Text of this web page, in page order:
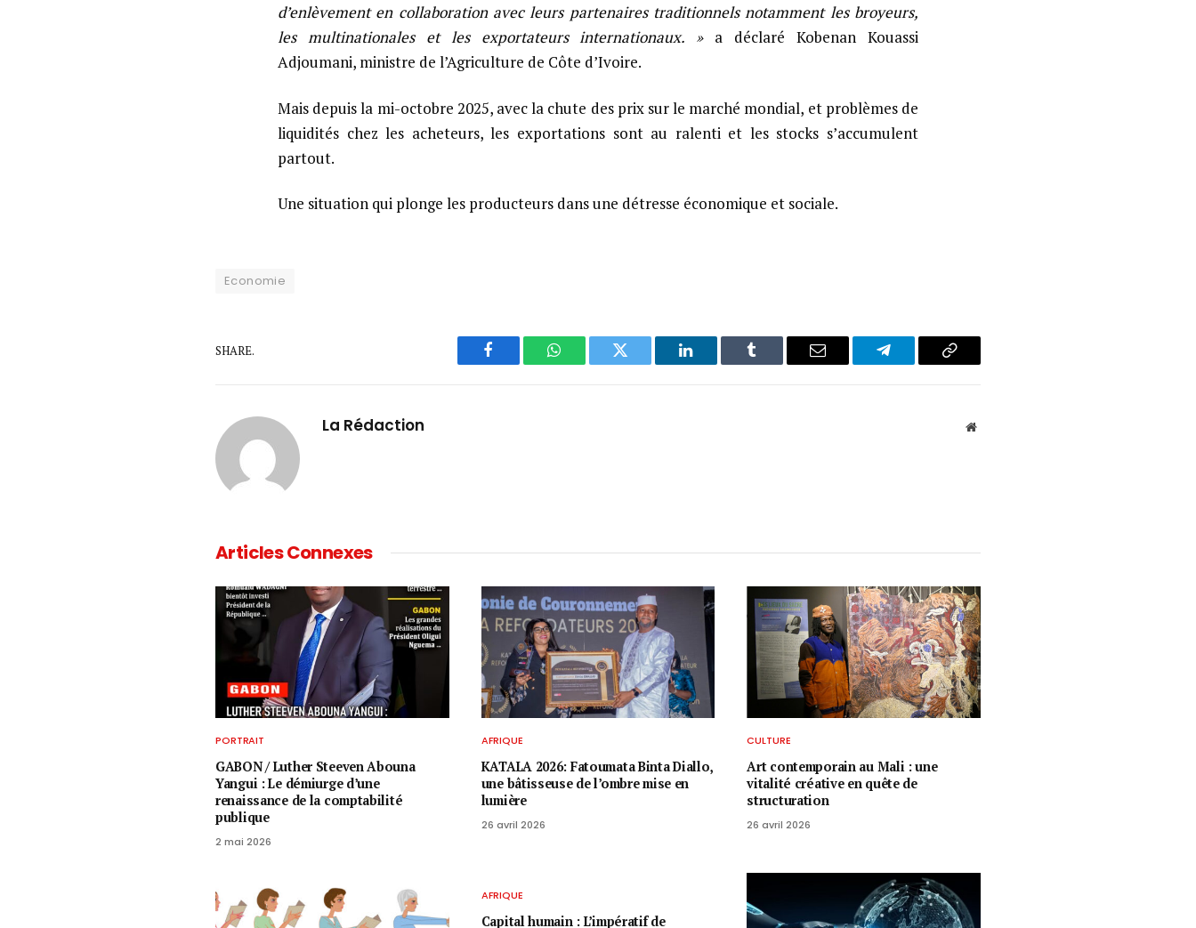
d’enlèvement en collaboration avec leurs partenaires traditionnels notamment les broyeurs,
les multinationales et les exportateurs internationaux. »a déclaré Kobenan Kouassi
Adjoumani, ministre de l’Agriculture de Côte d’Ivoire.
Mais depuis la mi-octobre 2025, avec la chute des prix sur le marché mondial, et problèmes de
liquidités chez les acheteurs, les exportations sont au ralenti et les stocks s’accumulent
partout.
Une situation qui plonge les producteurs dans une détresse économique et sociale.
Economie
SHARE.
Facebook WhatsAppTwitter LinkedIn Tumblr Email Telegram Copy
La Rédaction Website
Articles Connexes
PORTRAIT
GABON / ​Luther Steeven Abouna
Yangui : Le démiurge d’une
renaissance de la comptabilité
publique
2 mai 2026
AFRIQUE
KATALA 2026: Fatoumata Binta Diallo,
une bâtisseuse de l’ombre mise en
lumière
26 avril 2026
CULTURE
Art contemporain au Mali : une
vitalité créative en quête de
structuration
26 avril 2026
AFRIQUE
Capital humain : L’impératif de